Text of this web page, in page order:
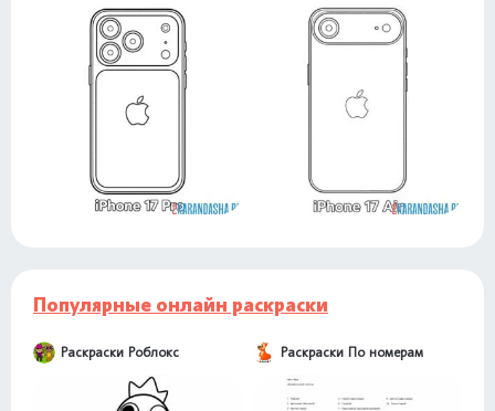
Популярные онлайн раскраски
Раскраски Роблокс Раскраски По номерам